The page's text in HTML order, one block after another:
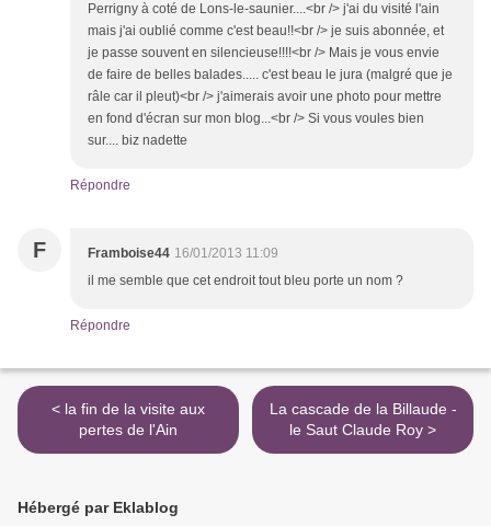
Perrigny à coté de Lons-le-saunier....<br /> j'ai du visité l'ain
mais j'ai oublié comme c'est beau!!<br /> je suis abonnée, et
je passe souvent en silencieuse!!!!<br /> Mais je vous envie
de faire de belles balades..... c'est beau le jura (malgré que je
râle car il pleut)<br /> j'aimerais avoir une photo pour mettre
en fond d'écran sur mon blog...<br /> Si vous voules bien
sur.... biz nadette
Répondre
F Framboise44 16/01/2013 11:09
il me semble que cet endroit tout bleu porte un nom ?
Répondre
< la fin de la visite aux
pertes de l'Ain
La cascade de la Billaude -
le Saut Claude Roy >
Hébergé par Eklablog